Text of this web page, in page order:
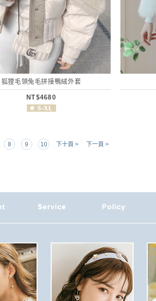
狐狸毛領兔毛拼接鴨絨外套
NT$4680
8 9 10 下十頁 > 下一頁 >